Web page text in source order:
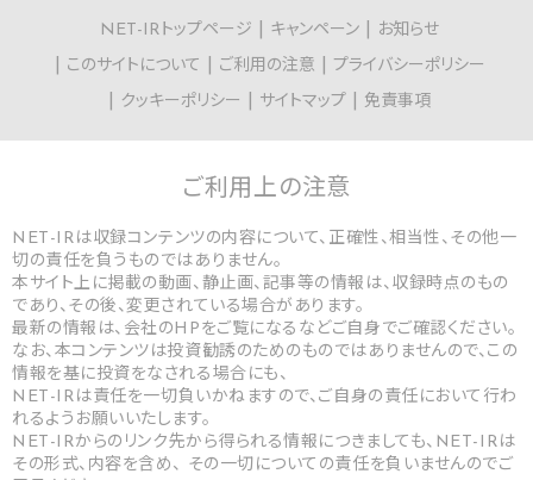
NET-IRトップページ キャンペーン
お知らせ
このサイトについて
ご利用の注意
プライバシーポリシー
クッキーポリシー
サイトマップ 免責事項
ご利用上の注意
NET-IRは収録コンテンツの内容について、正確性、相当性、その他一
切の責任を負うものではありません。
本サイト上に掲載の動画、静止画、記事等の情報は、収録時点のもの
であり、その後、変更されている場合があります。
最新の情報は、会社のHPをご覧になるなどご自身でご確認ください。
なお、本コンテンツは投資勧誘のためのものではありませんので、この
情報を基に投資をなされる場合にも、
NET-IRは責任を一切負いかねますので、ご自身の責任において行わ
れるようお願いいたします。
NET-IRからのリンク先から得られる情報につきましても、NET-IRは
その形式、内容を含め、 その一切についての責任を負いませんのでご